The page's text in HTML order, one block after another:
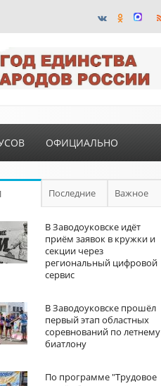
ОФИЦИАЛЬНО
Последние Важное
В Заводоуковске идёт
приём заявок в кружки и
секции через
региональный цифровой
сервис
В Заводоуковске прошёл
первый этап областных
соревнований по летнему
биатлону
По программе "Трудовое